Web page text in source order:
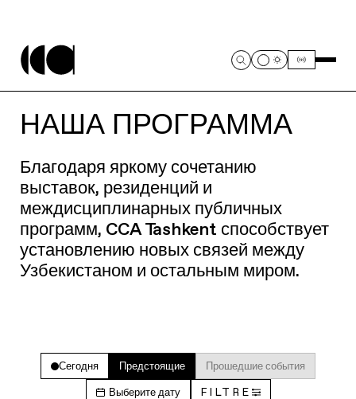
НАША ПРОГРАММА
Благодаря яркому сочетанию
выставок, резиденций и
междисциплинарных публичных
программ, CCA Tashkent способствует
установлению новых связей между
Узбекистаном и остальным миром.
Сегодня Предстоящие Прошедшие события
Выберите дату FILTRE